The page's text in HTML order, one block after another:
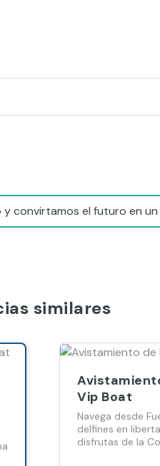
convirtamos el futuro en
similares
Vip Boat
Navega desde
delfines en
disfrutas de la